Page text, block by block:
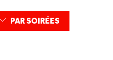
PAR SOIRÉES